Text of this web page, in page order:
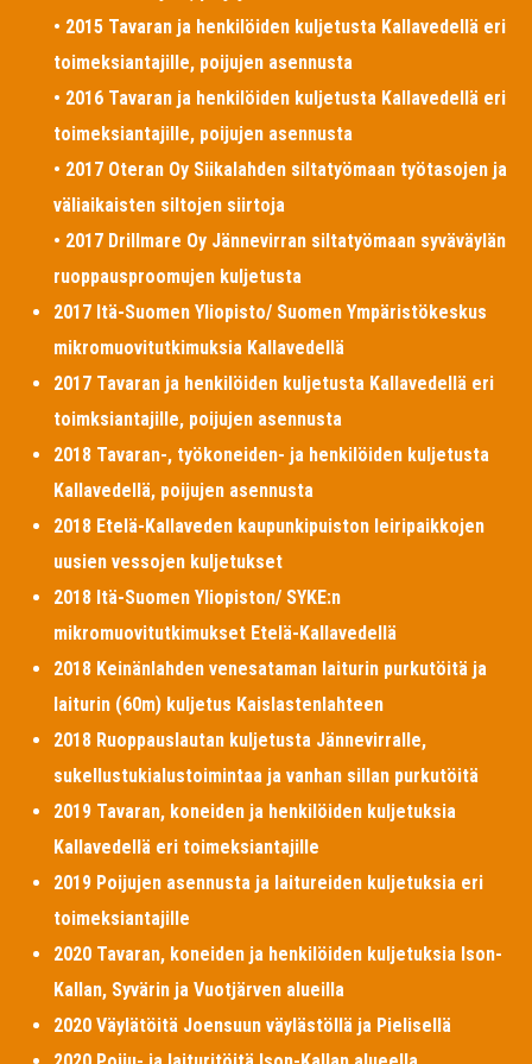
• 2015 Tavaran ja henkilöiden kuljetusta Kallavedellä eri
toimeksiantajille, poijujen asennusta
• 2016 Tavaran ja henkilöiden kuljetusta Kallavedellä eri
toimeksiantajille, poijujen asennusta
• 2017 Oteran Oy Siikalahden siltatyömaan työtasojen ja
väliaikaisten siltojen siirtoja
• 2017 Drillmare Oy Jännevirran siltatyömaan syväväylän
ruoppausproomujen kuljetusta
2017 Itä-Suomen Yliopisto/ Suomen Ympäristökeskus
mikromuovitutkimuksia Kallavedellä
2017 Tavaran ja henkilöiden kuljetusta Kallavedellä eri
toimksiantajille, poijujen asennusta
2018 Tavaran-, työkoneiden- ja henkilöiden kuljetusta
Kallavedellä, poijujen asennusta
2018 Etelä-Kallaveden kaupunkipuiston leiripaikkojen
uusien vessojen kuljetukset
2018 Itä-Suomen Yliopiston/ SYKE:n
mikromuovitutkimukset Etelä-Kallavedellä
2018 Keinänlahden venesataman laiturin purkutöitä ja
laiturin (60m) kuljetus Kaislastenlahteen
2018 Ruoppauslautan kuljetusta Jännevirralle,
sukellustukialustoimintaa ja vanhan sillan purkutöitä
2019 Tavaran, koneiden ja henkilöiden kuljetuksia
Kallavedellä eri toimeksiantajille
2019 Poijujen asennusta ja laitureiden kuljetuksia eri
toimeksiantajille
2020 Tavaran, koneiden ja henkilöiden kuljetuksia Ison-
Kallan, Syvärin ja Vuotjärven alueilla
2020 Väylätöitä Joensuun väylästöllä ja Pielisellä